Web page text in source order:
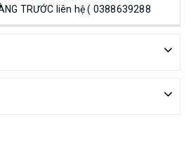
TRƯỚC liên hệ ( 0388639288